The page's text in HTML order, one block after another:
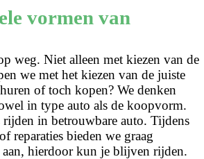
vormen van
weg. Niet alleen met kiezen van de
we met het kiezen van de juiste
of toch kopen? We denken
in type auto als de koopvorm.
in betrouwbare auto. Tijdens
reparaties bieden we graag
hierdoor kun je blijven rijden.